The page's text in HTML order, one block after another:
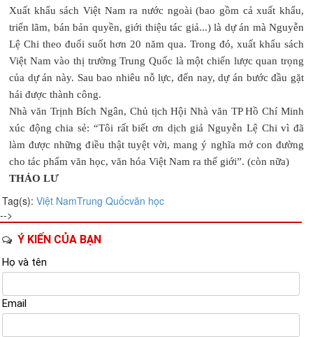
Xuất khẩu sách Việt Nam ra nước ngoài (bao gồm cả xuất khẩu,
triển lãm, bán bản quyền, giới thiệu tác giả...) là dự án mà Nguyễn
Lệ Chi theo đuổi suốt hơn 20 năm qua. Trong đó, xuất khẩu sách
Việt Nam vào thị trường Trung Quốc là một chiến lược quan trọng
của dự án này. Sau bao nhiêu nỗ lực, đến nay, dự án bước đầu gặt
hái được thành công.
Nhà văn Trịnh Bích Ngân, Chủ tịch Hội Nhà văn TP Hồ Chí Minh
xúc động chia sẻ: “Tôi rất biết ơn dịch giả Nguyễn Lệ Chi vì đã
làm được những điều thật tuyệt vời, mang ý nghĩa mở con đường
cho tác phẩm văn học, văn hóa Việt Nam ra thế giới”. (còn nữa)
THẢO LƯ
Tag(s): Việt NamTrung Quốcvăn học
-->
Ý KIẾN CỦA BẠN
Họ và tên
Email